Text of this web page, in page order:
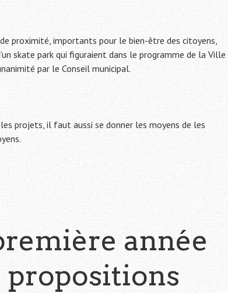
proximité, importants pour le bien-être des citoyens,
skate park qui figuraient dans le programme de la Ville
par le Conseil municipal.
projets, il faut aussi se donner les moyens de les
année
propositions